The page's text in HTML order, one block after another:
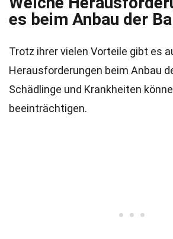
es beim Anbau der
Trotz ihrer vielen Vorteile gibt es
Herausforderungen beim Anbau
Schädlinge und Krankheiten
beeinträchtigen.